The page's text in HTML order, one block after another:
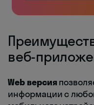
веб-
Web версия
информации с